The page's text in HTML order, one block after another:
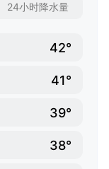
24小时降水量
42°
41°
39°
38°